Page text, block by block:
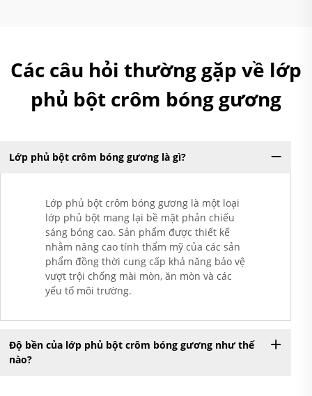
Các câu hỏi thường gặp về lớp
phủ bột crôm bóng gương
Lớp phủ bột crôm bóng gương là gì?
Lớp phủ bột crôm bóng gương là một loại
lớp phủ bột mang lại bề mặt phản chiếu
sáng bóng cao. Sản phẩm được thiết kế
nhằm nâng cao tính thẩm mỹ của các sản
phẩm đồng thời cung cấp khả năng bảo vệ
vượt trội chống mài mòn, ăn mòn và các
yếu tố môi trường.
Độ bền của lớp phủ bột crôm bóng gương như thế
nào?